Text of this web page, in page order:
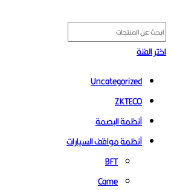
اختر الفئة
Uncategorized
ZKTECO
أنظمة البصمة
أنظمة مواقف السيارات
BFT
Came